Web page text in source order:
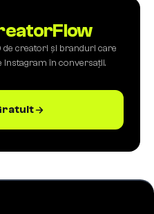
creatori și branduri care
în conversații.